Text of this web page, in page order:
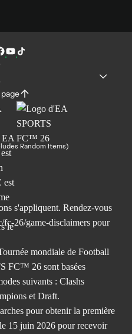
Random Items)
s'appliquent. Rendez-vous
fc-26/game-disclaimers pour
mondiale de Football
FC™ 26 sont basées
suivants : Clashs
et Draft.
pour obtenir la première
15 juin 2026 pour recevoir